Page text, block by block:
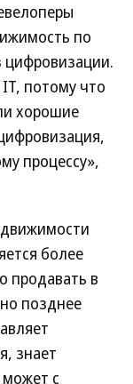
по
потому что
хорошие
процессу»,
более
продавать в
позднее
знает
может с